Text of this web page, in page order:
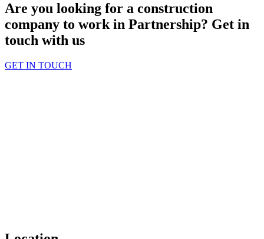
Are you looking for a construction
company to work in Partnership? Get in
touch with us
GET IN TOUCH